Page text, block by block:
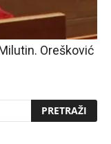
Orešković